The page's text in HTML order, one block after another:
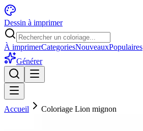
Dessin à imprimer
À imprimerCategoriesNouveauxPopulaires
Générer
Accueil Coloriage Lion mignon